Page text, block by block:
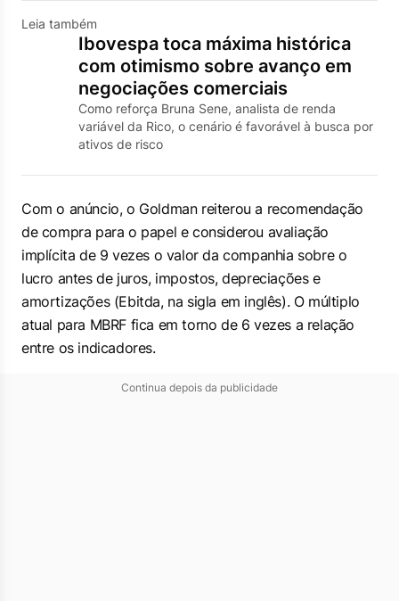
Leia também
Ibovespa toca máxima histórica
com otimismo sobre avanço em
negociações comerciais
Como reforça Bruna Sene, analista de renda
variável da Rico, o cenário é favorável à busca por
ativos de risco
Com o anúncio, o Goldman reiterou a recomendação
de compra para o papel e considerou avaliação
implícita de 9 vezes o valor da companhia sobre o
lucro antes de juros, impostos, depreciações e
amortizações (Ebitda, na sigla em inglês). O múltiplo
atual para MBRF fica em torno de 6 vezes a relação
entre os indicadores.
Continua depois da publicidade